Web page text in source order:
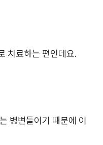
치료하는 편인데요.
병변들이기 때문에 이